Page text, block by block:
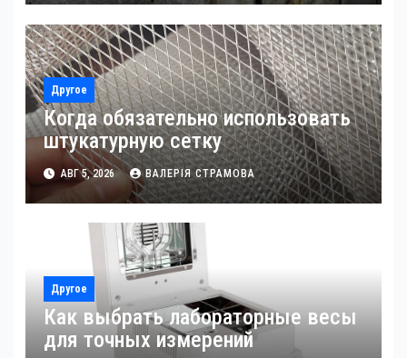
Другое
Когда обязательно использовать
штукатурную сетку
АВГ 5, 2026 ВАЛЕРІЯ СТРАМОВА
Другое
Как выбрать лабораторные весы
для точных измерений